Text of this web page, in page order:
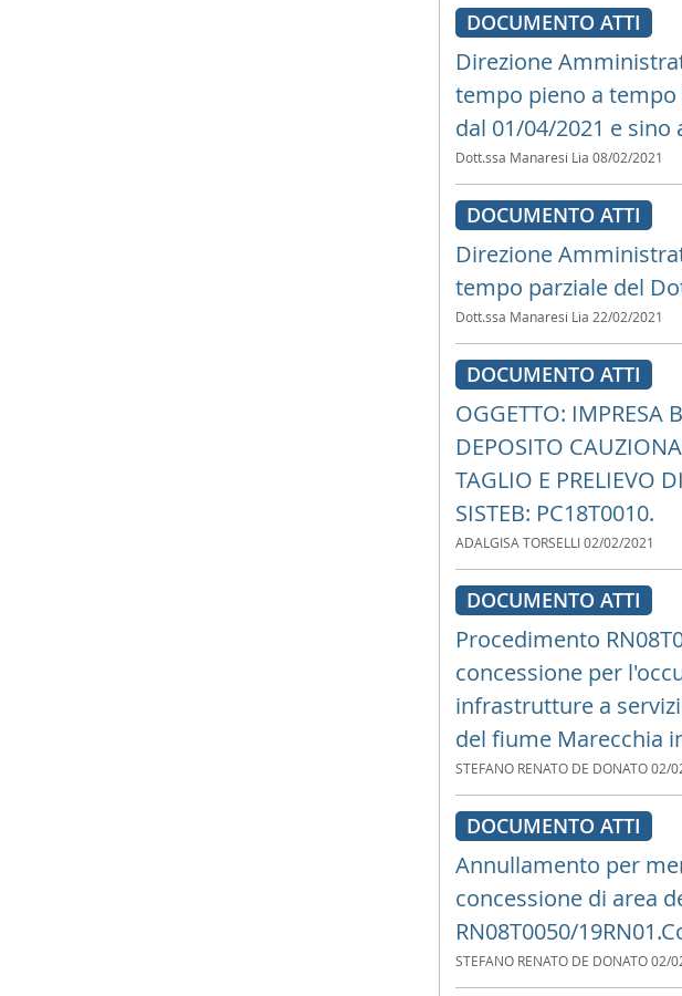
DOCUMENTO ATTI
Direzione
tempo pieno a tempo
dal 01/04/2021 e sino
Dott.ssa Manaresi Lia 08/02/2021
DOCUMENTO ATTI
Direzione
tempo parziale del
Dott.ssa Manaresi Lia 22/02/2021
DOCUMENTO ATTI
OGGETTO: IMPRESA
DEPOSITO
TAGLIO E PRELIEVO
SISTEB: PC18T0010.
ADALGISA TORSELLI 02/02/2021
DOCUMENTO ATTI
Procedimento
concessione per
infrastrutture a
del fiume Marecchia
STEFANO RENATO DE DONATO 02/
DOCUMENTO ATTI
Annullamento per
concessione di area
RN08T0050/
STEFANO RENATO DE DONATO 02/